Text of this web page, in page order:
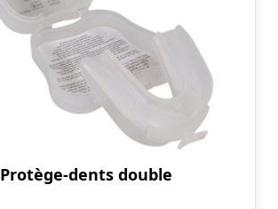
Protège-dents double